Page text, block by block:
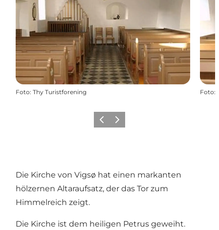
Foto: Thy Turistforening Foto:
ZurückWeiter
Die Kirche von Vigsø hat einen markanten
hölzernen Altaraufsatz, der das Tor zum
Himmelreich zeigt.
Die Kirche ist dem heiligen Petrus geweiht.